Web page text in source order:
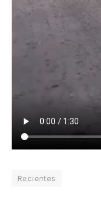
Recientes